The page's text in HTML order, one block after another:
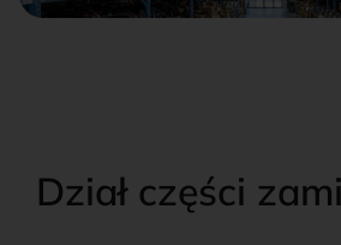
Dział części